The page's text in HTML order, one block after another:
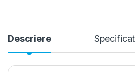
Descriere